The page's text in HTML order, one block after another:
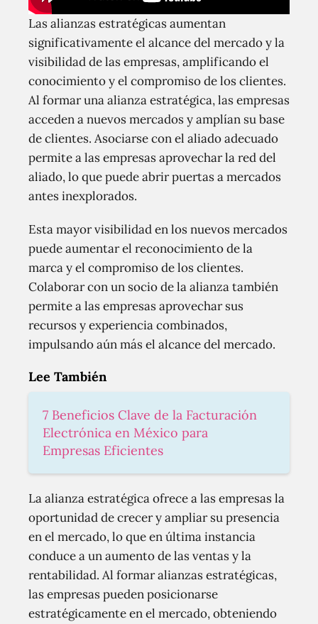
Las alianzas estratégicas aumentan
significativamente el alcance del mercado y la
visibilidad de las empresas, amplificando el
conocimiento y el compromiso de los clientes.
Al formar una alianza estratégica, las empresas
acceden a nuevos mercados y amplían su base
de clientes. Asociarse con el aliado adecuado
permite a las empresas aprovechar la red del
aliado, lo que puede abrir puertas a mercados
antes inexplorados.
Esta mayor visibilidad en los nuevos mercados
puede aumentar el reconocimiento de la
marca y el compromiso de los clientes.
Colaborar con un socio de la alianza también
permite a las empresas aprovechar sus
recursos y experiencia combinados,
impulsando aún más el alcance del mercado.
Lee También
7 Beneficios Clave de la Facturación
Electrónica en México para
Empresas Eficientes
La alianza estratégica ofrece a las empresas la
oportunidad de crecer y ampliar su presencia
en el mercado, lo que en última instancia
conduce a un aumento de las ventas y la
rentabilidad. Al formar alianzas estratégicas,
las empresas pueden posicionarse
estratégicamente en el mercado, obteniendo